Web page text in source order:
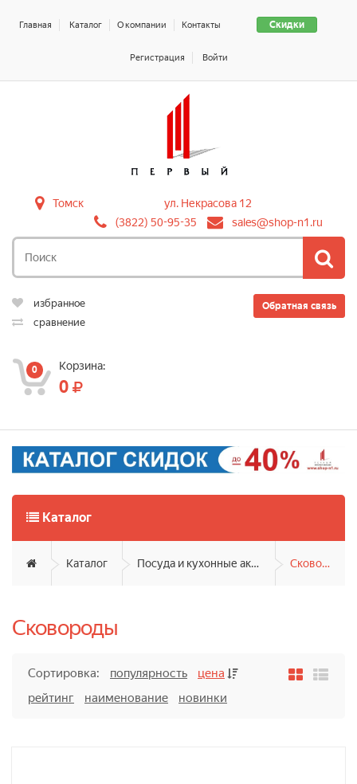
Скидки
Главная Каталог О компании Контакты
Регистрация Войти
Томск
ул. Некрасова 12
(3822) 50-95-35
sales@shop-n1.ru
Обратная связь
избранное
сравнение
0 Корзина:
0
Каталог
Каталог Посуда и кухонные аксессуары Сковороды
Сковороды
Сортировка: популярность
цена
рейтинг
наименование новинки